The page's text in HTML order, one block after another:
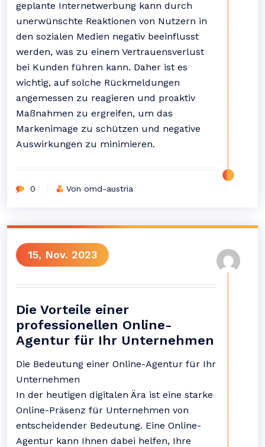
geplante Internetwerbung kann durch
unerwünschte Reaktionen von Nutzern in
den sozialen Medien negativ beeinflusst
werden, was zu einem Vertrauensverlust
bei Kunden führen kann. Daher ist es
wichtig, auf solche Rückmeldungen
angemessen zu reagieren und proaktiv
Maßnahmen zu ergreifen, um das
Markenimage zu schützen und negative
Auswirkungen zu minimieren.
0 Von omd-austria
15, Nov. 2023
Die Vorteile einer
professionellen Online-
Agentur für Ihr Unternehmen
Die Bedeutung einer Online-Agentur für Ihr
Unternehmen
In der heutigen digitalen Ära ist eine starke
Online-Präsenz für Unternehmen von
entscheidender Bedeutung. Eine Online-
Agentur kann Ihnen dabei helfen, Ihre